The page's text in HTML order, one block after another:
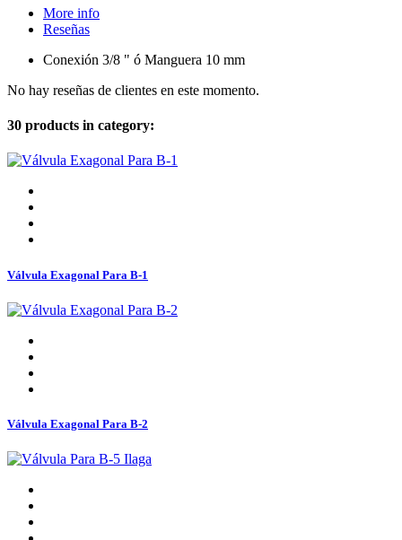
More info
Reseñas
Conexión 3/8 " ó Manguera 10 mm
No hay reseñas de clientes en este momento.
30 products in category:
Válvula Exagonal Para B-1
Válvula Exagonal Para B-2